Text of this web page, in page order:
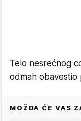
Telo nesrećnog
odmah obavestio
MOŽDA ĆE VAS